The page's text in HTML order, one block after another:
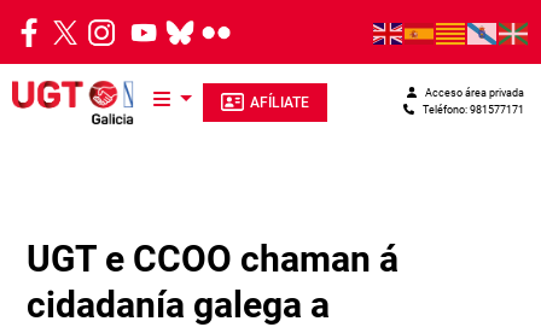
Pasar al contenido principal
AFÍLIATE Teléfono: 981577171
Acceso área privada
UGT e CCOO chaman á
cidadanía galega a